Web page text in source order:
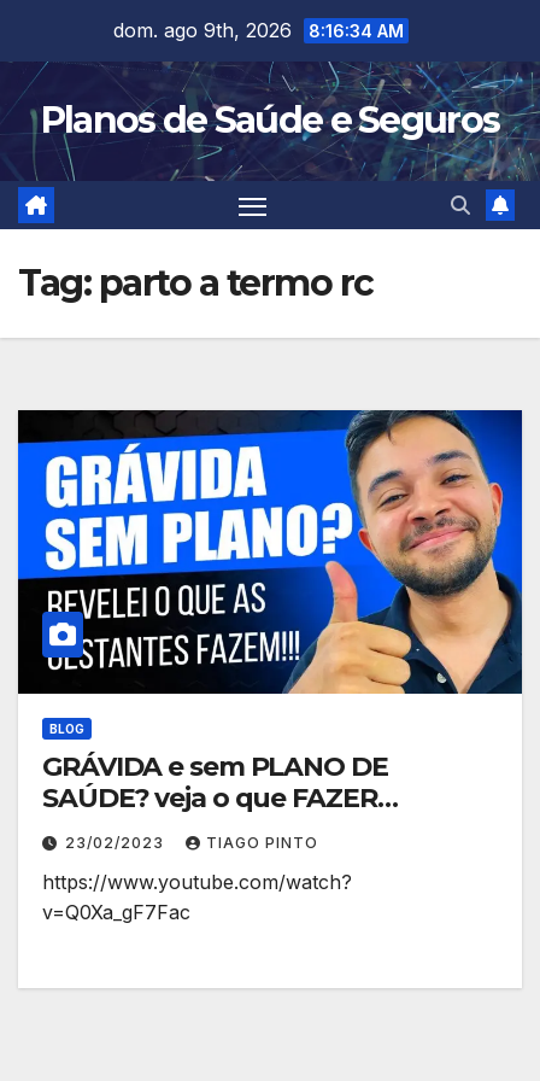
content
dom. ago 9th, 2026 8:16:34 AM
Planos de Saúde e Seguros
Tag: parto a termo rc
BLOG
GRÁVIDA e sem PLANO DE
SAÚDE? veja o que FAZER…
23/02/2023 TIAGO PINTO
https://www.youtube.com/watch?
v=Q0Xa_gF7Fac